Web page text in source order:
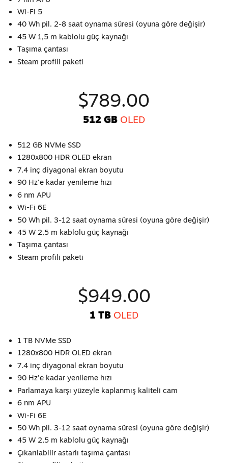
Wi-Fi 5
40 Wh pil. 2-8 saat oynama süresi (oyuna göre değişir)
45 W 1,5 m kablolu güç kaynağı
Taşıma çantası
Steam profili paketi
$789.00
512 GB OLED
512 GB NVMe SSD
1280x800 HDR OLED ekran
7.4 inç diyagonal ekran boyutu
90 Hz'e kadar yenileme hızı
6 nm APU
Wi-Fi 6E
50 Wh pil. 3-12 saat oynama süresi (oyuna göre değişir)
45 W 2,5 m kablolu güç kaynağı
Taşıma çantası
Steam profili paketi
$949.00
1 TB OLED
1 TB NVMe SSD
1280x800 HDR OLED ekran
7.4 inç diyagonal ekran boyutu
90 Hz'e kadar yenileme hızı
Parlamaya karşı yüzeyle kaplanmış kaliteli cam
6 nm APU
Wi-Fi 6E
50 Wh pil. 3-12 saat oynama süresi (oyuna göre değişir)
45 W 2,5 m kablolu güç kaynağı
Çıkarılabilir astarlı taşıma çantası